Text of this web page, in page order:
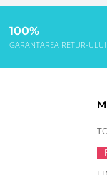
100%
GARANTAREA RETUR-ULUI